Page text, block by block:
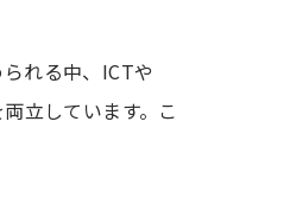
れる中、ICTや
立しています。こ